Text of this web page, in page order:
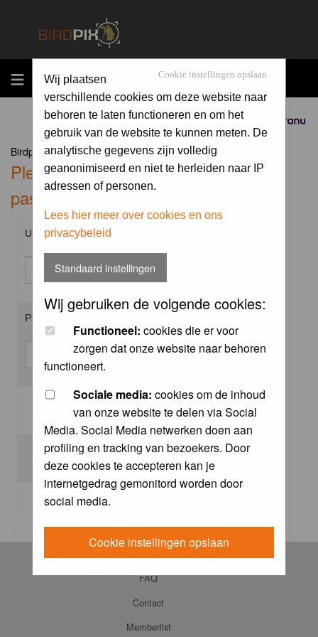
MENU
Sponsored by
Cookie instellingen opslaan
Wij plaatsen
verschillende cookies om deze website naar
behoren te laten functioneren en om het
gebruik van de website te kunnen meten. De
analytische gegevens zijn volledig
geanonimiseerd en niet te herleiden naar IP
adressen of personen.
Lees hier meer over cookies en ons
privacybeleid
Standaard instellingen
Wij gebruiken de volgende cookies:
Functioneel: cookies die er voor
zorgen dat onze website naar behoren
functioneert.
Sociale media: cookies om de inhoud
van onze website te delen via Social
Media. Social Media netwerken doen aan
profiling en tracking van bezoekers. Door
deze cookies te accepteren kan je
internetgedrag gemonitord worden door
social media.
Cookie instellingen opslaan
Birdpix.nl Forum Index
Please enter your username and
password to log in.
Username:
Password:
Log me on automatically each visit:
I forgot my password
FAQ
Contact
Memberlist